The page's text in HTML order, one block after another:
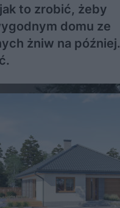
to zrobić, żeby
domu ze
żniw na później.